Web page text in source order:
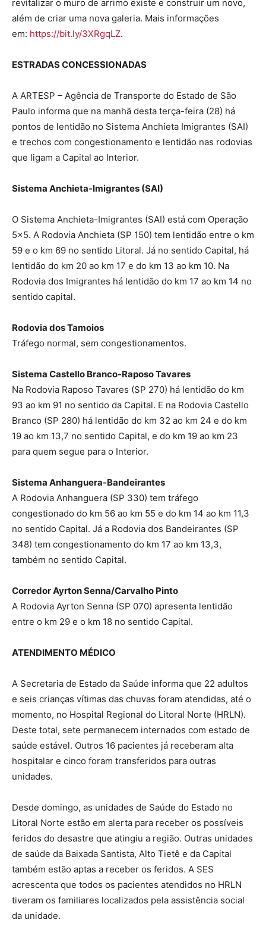
revitalizar o muro de arrimo existe e construir um novo,
além de criar uma nova galeria. Mais informações
em: https://bit.ly/3XRgqLZ.
ESTRADAS CONCESSIONADAS
A ARTESP – Agência de Transporte do Estado de São
Paulo informa que na manhã desta terça-feira (28) há
pontos de lentidão no Sistema Anchieta Imigrantes (SAI)
e trechos com congestionamento e lentidão nas rodovias
que ligam a Capital ao Interior.
Sistema Anchieta-Imigrantes (SAI)
O Sistema Anchieta-Imigrantes (SAI) está com Operação
5×5. A Rodovia Anchieta (SP 150) tem lentidão entre o km
59 e o km 69 no sentido Litoral. Já no sentido Capital, há
lentidão do km 20 ao km 17 e do km 13 ao km 10. Na
Rodovia dos Imigrantes há lentidão do km 17 ao km 14 no
sentido capital.
Rodovia dos Tamoios
Tráfego normal, sem congestionamentos.
Sistema Castello Branco-Raposo Tavares
Na Rodovia Raposo Tavares (SP 270) há lentidão do km
93 ao km 91 no sentido da Capital. E na Rodovia Castello
Branco (SP 280) há lentidão do km 32 ao km 24 e do km
19 ao km 13,7 no sentido Capital, e do km 19 ao km 23
para quem segue para o Interior.
Sistema Anhanguera-Bandeirantes
A Rodovia Anhanguera (SP 330) tem tráfego
congestionado do km 56 ao km 55 e do km 14 ao km 11,3
no sentido Capital. Já a Rodovia dos Bandeirantes (SP
348) tem congestionamento do km 17 ao km 13,3,
também no sentido Capital.
Corredor Ayrton Senna/Carvalho Pinto
A Rodovia Ayrton Senna (SP 070) apresenta lentidão
entre o km 29 e o km 18 no sentido Capital.
ATENDIMENTO MÉDICO
A Secretaria de Estado da Saúde informa que 22 adultos
e seis crianças vítimas das chuvas foram atendidas, até o
momento, no Hospital Regional do Litoral Norte (HRLN).
Deste total, sete permanecem internados com estado de
saúde estável. Outros 16 pacientes já receberam alta
hospitalar e cinco foram transferidos para outras
unidades.
Desde domingo, as unidades de Saúde do Estado no
Litoral Norte estão em alerta para receber os possíveis
feridos do desastre que atingiu a região. Outras unidades
de saúde da Baixada Santista, Alto Tietê e da Capital
também estão aptas a receber os feridos. A SES
acrescenta que todos os pacientes atendidos no HRLN
tiveram os familiares localizados pela assistência social
da unidade.